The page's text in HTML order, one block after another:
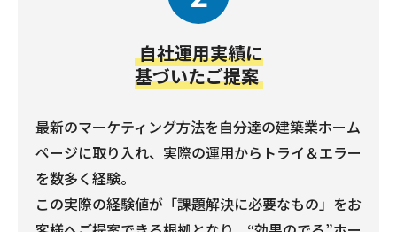
自社運用実績に
基づいたご提案
最新のマーケティング方法を自分達の建築業ホーム
ページに取り入れ、実際の運用からトライ＆エラー
を数多く経験。
この実際の経験値が「課題解決に必要なもの」をお